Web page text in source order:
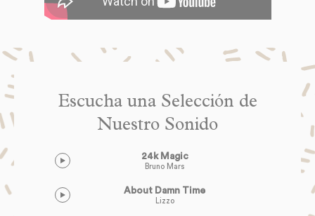
Escucha una Selección de
Nuestro Sonido
24k Magic
Bruno Mars
About Damn Time
Lizzo